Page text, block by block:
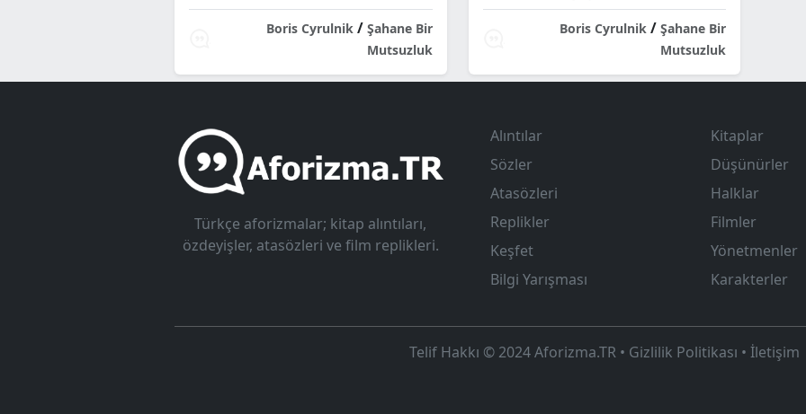
Boris Cyrulnik/ Şahane Bir
Mutsuzluk
Boris Cyrulnik /Şahane Bir
Mutsuzluk
Türkçe aforizmalar; kitap alıntıları,
özdeyişler, atasözleri ve film replikleri.
Alıntılar
Sözler
Atasözleri
Replikler
Keşfet
Bilgi Yarışması
Kitaplar
Düşünürler
Halklar
Filmler
Yönetmenler
Karakterler
Telif Hakkı © 2024Aforizma.TR • Gizlilik Politikası • İletişim